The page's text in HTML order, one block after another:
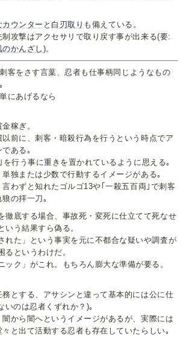
カウンター と 白刃取り も備えている。
攻撃はアクセサリで取り戻す事が出来る(要:
のかんざし )。
客をさす言葉、忍者も仕事柄同じようなもの
にあげるなら
稼ぎ。
前に、刺客・暗殺行為を行うという時点でア
ある｡
行う事に重きを置かれているように思える｡
独または少数で行動するイメージがある｡
わずと知れたゴルゴ13や｢一殺五百両｣で刺客
の拝一刀｡
徹底する場合、事故死・変死に仕立てて死なせ
いう結果すら偽る。
れた」という事実を元に不都合な疑いや調査が
るというわけだ。
ック」がこれ。もちろん膨大な準備が要る。
とする、アサシンと違って基本的には公に仕
いのは忍者くずれか？)｡
から闇へというイメージがあるが、実際には
と出て活動する忍者も存在していたらしい｡